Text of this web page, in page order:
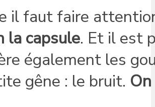
il faut faire
la capsule. Et il est
également les
gêne : le bruit.